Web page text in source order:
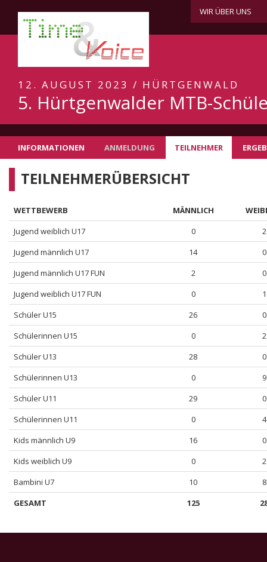
WIR ÜBER UNS
12. AUGUST 2023 / HÜRTGENWALD
5. Hürtgenwalder MTB-
INFORMATIONEN ANMELDUNG TEILNEHMER
TEILNEHMERÜBERSICHT
WETTBEWERB MÄNNLICH
GESAMT 125
Jugend weiblich U17 0
2
Jugend männlich U17
14
0
Jugend männlich U17 FUN
2
0
Jugend weiblich U17 FUN
0
1
Schüler U15
26
0
Schülerinnen U15
0
2
Schüler U13
28
0
Schülerinnen U13
0
9
Schüler U11
29
0
Schülerinnen U11
0
4
Kids männlich U9
16
0
Kids weiblich U9
0
2
Bambini U7
10 8